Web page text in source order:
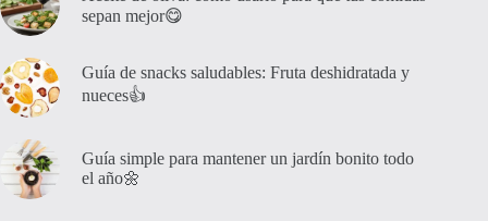
sepan mejor😋
Guía de snacks saludables: Fruta deshidratada y
nueces👍
Guía simple para mantener un jardín bonito todo
el año🌼